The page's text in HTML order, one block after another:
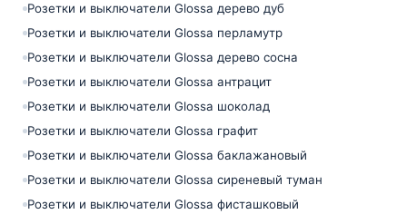
Розетки и выключатели Glossa дерево дуб
Розетки и выключатели Glossa перламутр
Розетки и выключатели Glossa дерево сосна
Розетки и выключатели Glossa антрацит
Розетки и выключатели Glossa шоколад
Розетки и выключатели Glossa графит
Розетки и выключатели Glossa баклажановый
Розетки и выключатели Glossa сиреневый туман
Розетки и выключатели Glossa фисташковый